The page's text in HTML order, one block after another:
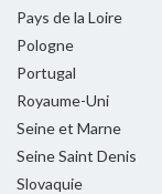
Pays de la Loire
Pologne
Portugal
Royaume-Uni
Seine et Marne
Seine Saint Denis
Slovaquie